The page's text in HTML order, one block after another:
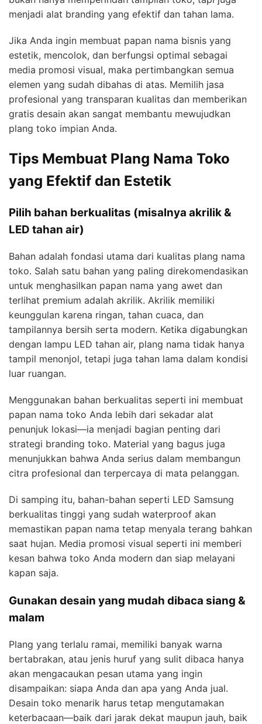
menjadi alat branding yang efektif dan tahan lama.
Jika Anda ingin membuat papan nama bisnis yang
estetik, mencolok, dan berfungsi optimal sebagai
media promosi visual, maka pertimbangkan semua
elemen yang sudah dibahas di atas. Memilih jasa
profesional yang transparan kualitas dan memberikan
gratis desain akan sangat membantu mewujudkan
plang toko impian Anda.
Tips Membuat Plang Nama Toko
yang Efektif dan Estetik
Pilih bahan berkualitas (misalnya akrilik &
LED tahan air)
Bahan adalah fondasi utama dari kualitas plang nama
toko. Salah satu bahan yang paling direkomendasikan
untuk menghasilkan papan nama yang awet dan
terlihat premium adalah akrilik. Akrilik memiliki
keunggulan karena ringan, tahan cuaca, dan
tampilannya bersih serta modern. Ketika digabungkan
dengan lampu LED tahan air, plang nama tidak hanya
tampil menonjol, tetapi juga tahan lama dalam kondisi
luar ruangan.
Menggunakan bahan berkualitas seperti ini membuat
papan nama toko Anda lebih dari sekadar alat
penunjuk lokasi—ia menjadi bagian penting dari
strategi branding toko. Material yang bagus juga
menunjukkan bahwa Anda serius dalam membangun
citra profesional dan terpercaya di mata pelanggan.
Di samping itu, bahan-bahan seperti LED Samsung
berkualitas tinggi yang sudah waterproof akan
memastikan papan nama tetap menyala terang bahkan
saat hujan. Media promosi visual seperti ini memberi
kesan bahwa toko Anda modern dan siap melayani
kapan saja.
Gunakan desain yang mudah dibaca siang &
malam
Plang yang terlalu ramai, memiliki banyak warna
bertabrakan, atau jenis huruf yang sulit dibaca hanya
akan mengacaukan pesan utama yang ingin
disampaikan: siapa Anda dan apa yang Anda jual.
Desain toko menarik harus tetap mengutamakan
keterbacaan—baik dari jarak dekat maupun jauh, baik